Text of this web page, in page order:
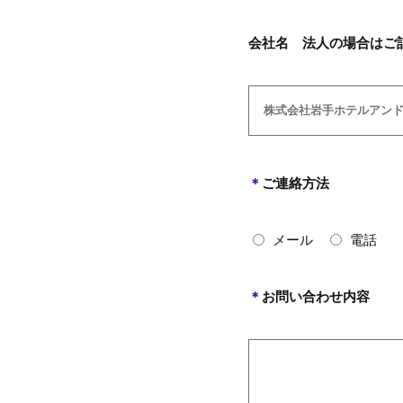
会社名 法人の場合はご
＊ ご連絡方法
メール 電話
＊ お問い合わせ内容